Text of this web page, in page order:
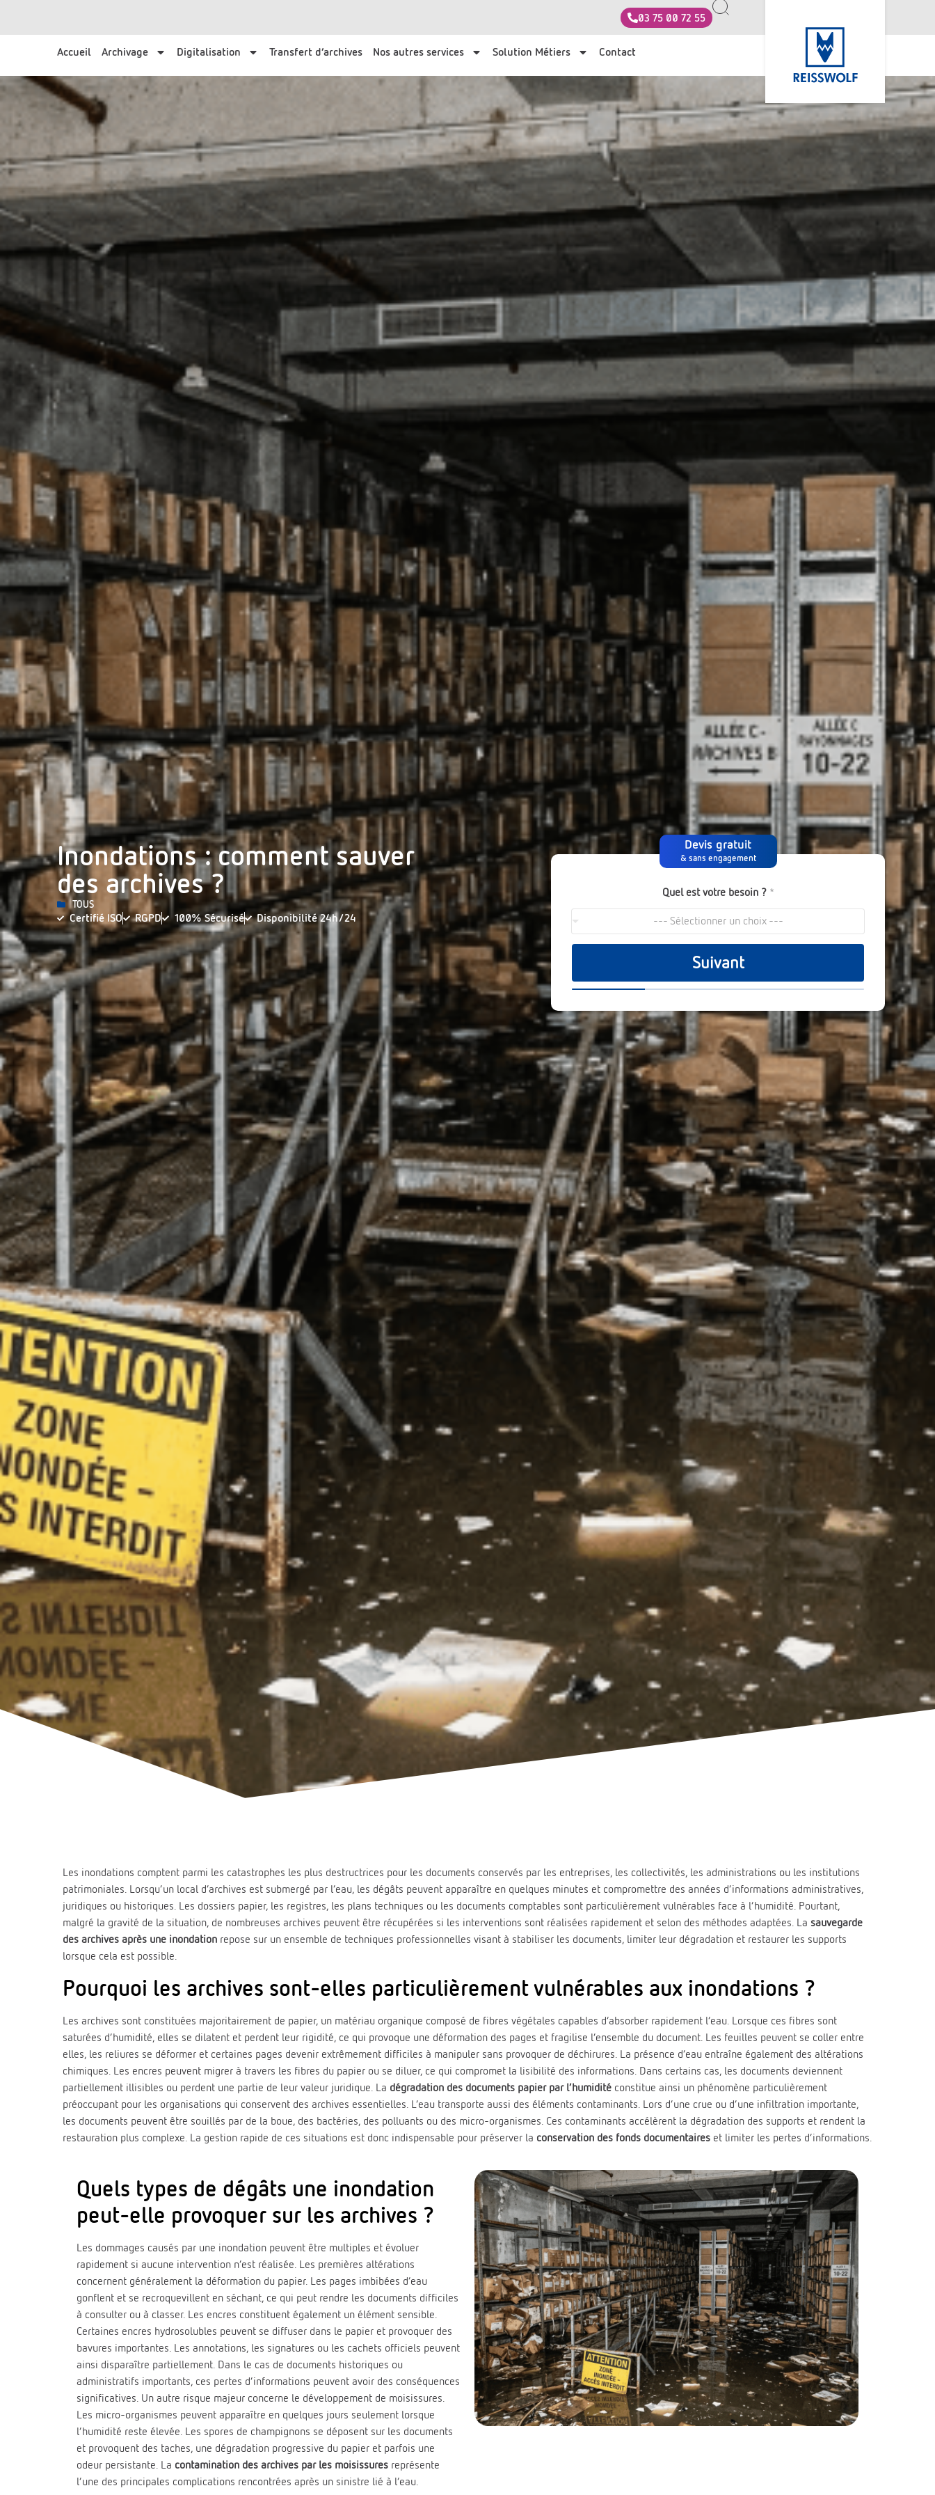
03 75 00 72 55
Accueil Archivage Digitalisation Transfert d’archives Nos autres services Solution Métiers Contact
Inondations : comment sauver
des archives ?
TOUS
Certifié ISO RGPD 100% Sécurisé Disponibilité 24h/24
Devis gratuit
& sans engagement
Quel est votre besoin ? *
--- Sélectionner un choix ---
Suivant
Les inondations comptent parmi les catastrophes les plus destructrices pour les documents conservés par les entreprises, les collectivités, les administrations ou les institutions
patrimoniales. Lorsqu’un local d’archives est submergé par l’eau, les dégâts peuvent apparaître en quelques minutes et compromettre des années d’informations administratives,
juridiques ou historiques. Les dossiers papier, les registres, les plans techniques ou les documents comptables sont particulièrement vulnérables face à l’humidité. Pourtant,
malgré la gravité de la situation, de nombreuses archives peuvent être récupérées si les interventions sont réalisées rapidement et selon des méthodes adaptées. La sauvegarde
des archives après une inondation repose sur un ensemble de techniques professionnelles visant à stabiliser les documents, limiter leur dégradation et restaurer les supports
lorsque cela est possible.
Pourquoi les archives sont-elles particulièrement vulnérables aux inondations ?
Les archives sont constituées majoritairement de papier, un matériau organique composé de fibres végétales capables d’absorber rapidement l’eau. Lorsque ces fibres sont
saturées d’humidité, elles se dilatent et perdent leur rigidité, ce qui provoque une déformation des pages et fragilise l’ensemble du document. Les feuilles peuvent se coller entre
elles, les reliures se déformer et certaines pages devenir extrêmement difficiles à manipuler sans provoquer de déchirures. La présence d’eau entraîne également des altérations
chimiques. Les encres peuvent migrer à travers les fibres du papier ou se diluer, ce qui compromet la lisibilité des informations. Dans certains cas, les documents deviennent
partiellement illisibles ou perdent une partie de leur valeur juridique. La dégradation des documents papier par l’humidité constitue ainsi un phénomène particulièrement
préoccupant pour les organisations qui conservent des archives essentielles. L’eau transporte aussi des éléments contaminants. Lors d’une crue ou d’une infiltration importante,
les documents peuvent être souillés par de la boue, des bactéries, des polluants ou des micro-organismes. Ces contaminants accélèrent la dégradation des supports et rendent la
restauration plus complexe. La gestion rapide de ces situations est donc indispensable pour préserver la conservation des fonds documentaires et limiter les pertes d’informations.
Quels types de dégâts une inondation
peut-elle provoquer sur les archives ?
Les dommages causés par une inondation peuvent être multiples et évoluer
rapidement si aucune intervention n’est réalisée. Les premières altérations
concernent généralement la déformation du papier. Les pages imbibées d’eau
gonflent et se recroquevillent en séchant, ce qui peut rendre les documents difficiles
à consulter ou à classer. Les encres constituent également un élément sensible.
Certaines encres hydrosolubles peuvent se diffuser dans le papier et provoquer des
bavures importantes. Les annotations, les signatures ou les cachets officiels peuvent
ainsi disparaître partiellement. Dans le cas de documents historiques ou
administratifs importants, ces pertes d’informations peuvent avoir des conséquences
significatives. Un autre risque majeur concerne le développement de moisissures.
Les micro-organismes peuvent apparaître en quelques jours seulement lorsque
l’humidité reste élevée. Les spores de champignons se déposent sur les documents
et provoquent des taches, une dégradation progressive du papier et parfois une
odeur persistante. La contamination des archives par les moisissures représente
l’une des principales complications rencontrées après un sinistre lié à l’eau.